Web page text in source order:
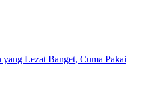
Lezat Banget, Cuma Pakai